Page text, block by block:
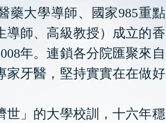
藥大學導師、國家985重點
導師、高級教授）成立的香
年。連鎖各分院匯聚來自
家牙醫，堅持實實在在做好
世」的大學校訓，十六年穩